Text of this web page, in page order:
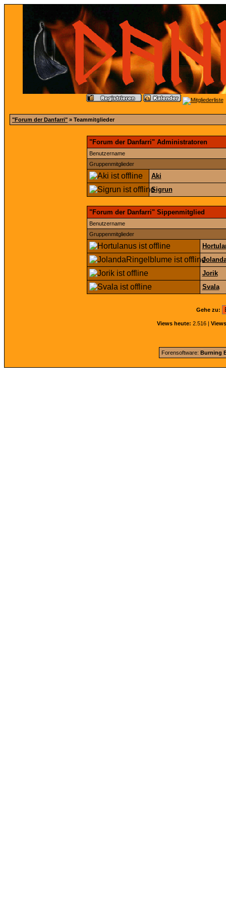
"Forum der Danfarri" » Teammitglieder
"Forum der Danfarri" Administratoren
Benutzername
Gruppenmitglieder
Aki
Sigrun
"Forum der Danfarri" Sippenmitglied
Benutzername
Gruppenmitglieder
Jorik
Svala
Gehe zu:
Views heute: 2.516 |
Forensoftware: Burning